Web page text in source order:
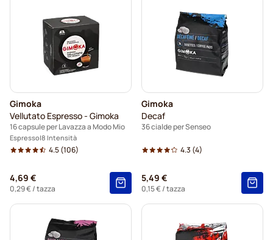
Gimoka
Vellutato Espresso - Gimoka
16 capsule per Lavazza a Modo Mio
Espresso 8 Intensità
4.5(106)
4,69 €
0,29 €/ tazza
Gimoka
Decaf
36 cialde per Senseo
4.3 (4)
5,49 €
0,15 €/ tazza